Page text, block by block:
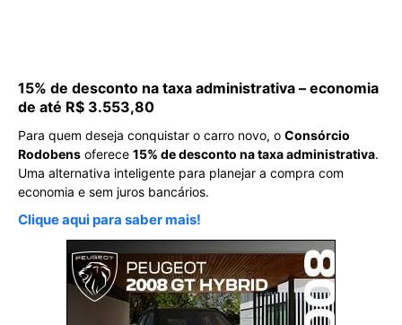
15% de desconto na taxa administrativa – economia
de até R$ 3.553,80
Para quem deseja conquistar o carro novo, o Consórcio
Rodobens oferece 15% de desconto na taxa administrativa.
Uma alternativa inteligente para planejar a compra com
economia e sem juros bancários.
Clique aqui para saber mais!